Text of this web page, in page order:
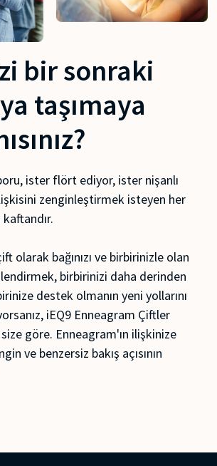
bir sonraki
taşımaya
ister flört ediyor, ister nişanlı
zenginleştirmek isteyen her
olarak bağınızı ve birbirinizle olan
birbirinizi daha derinden
destek olmanın yeni yollarını
iEQ9 Enneagram Çiftler
göre. Enneagram'ın ilişkinize
ve benzersiz bakış açısının